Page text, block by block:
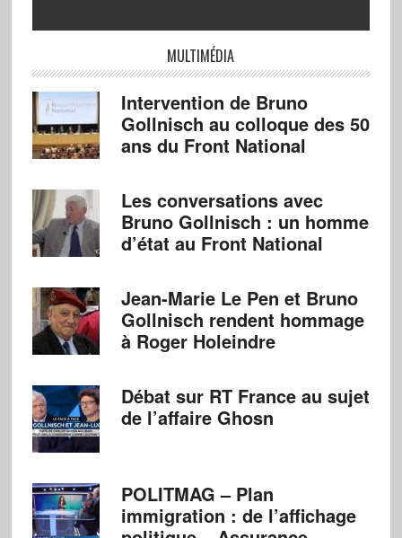
MULTIMÉDIA
Intervention de Bruno
Gollnisch au colloque des 50
ans du Front National
Les conversations avec
Bruno Gollnisch : un homme
d’état au Front National
Jean-Marie Le Pen et Bruno
Gollnisch rendent hommage
à Roger Holeindre
Débat sur RT France au sujet
de l’affaire Ghosn
POLITMAG – Plan
immigration : de l’affichage